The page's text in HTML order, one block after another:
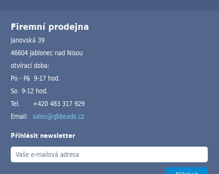
Firemní prodejna
Janovská 39
46604 Jablonec nad Nisou
otvírací doba:
Po - Pá 9-17 hod.
So 9-12 hod.
Tel.
+420 483 317 929
Email: sales@gbbeads.cz
Přihlásit newsletter